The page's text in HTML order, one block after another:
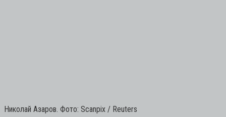
Николай Азаров. Фото: Scanpix / Reuters